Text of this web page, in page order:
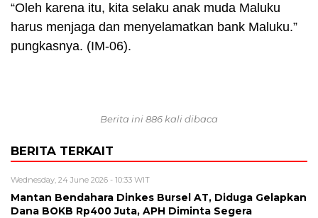
“Oleh karena itu, kita selaku anak muda Maluku
harus menjaga dan menyelamatkan bank Maluku.”
pungkasnya. (IM-06).
Berita ini 886 kali dibaca
BERITA TERKAIT
Wednesday, 24 June 2026 - 10:33 WIT
Mantan Bendahara Dinkes Bursel AT, Diduga Gelapkan
Dana BOKB Rp400 Juta, APH Diminta Segera